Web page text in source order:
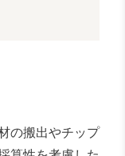
の搬出やチップ